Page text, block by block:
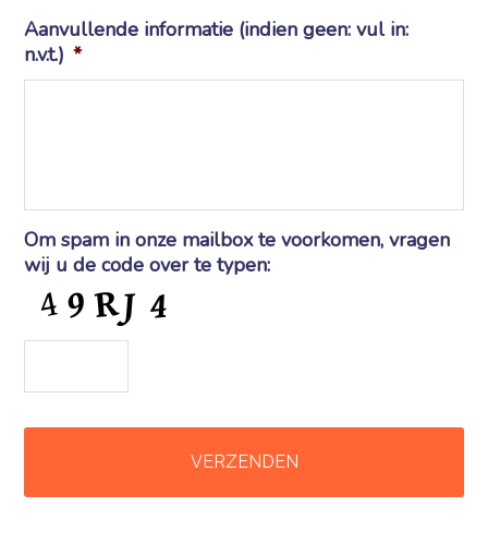
Aanvullende informatie (indien geen: vul in:
n.v.t.) *
Om spam in onze mailbox te voorkomen, vragen
wij u de code over te typen: